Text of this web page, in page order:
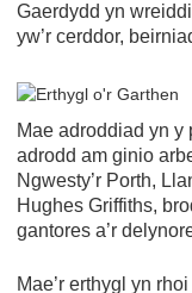
Gaerdydd yn
yw’r cerddor,
Mae adroddiad yn y
adrodd am ginio
Ngwesty’r Porth,
Hughes Griffiths,
gantores a’r
Mae’r erthygl yn